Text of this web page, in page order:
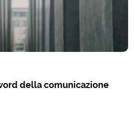
della comunicazione